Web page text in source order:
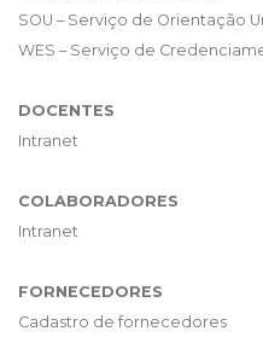
SOU – Serviço de Orientação
WES – Serviço de
DOCENTES
Intranet
COLABORADORES
Intranet
FORNECEDORES
Cadastro de fornecedores